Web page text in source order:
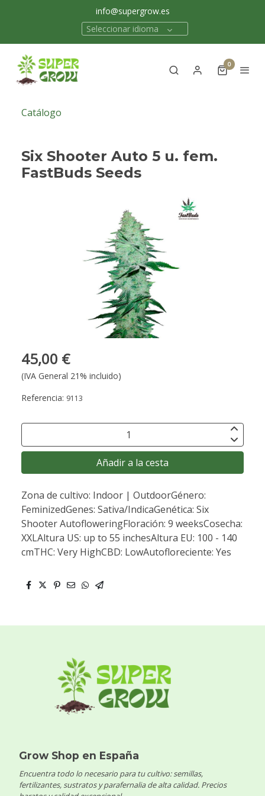
info@supergrow.es
Seleccionar idioma
0
Catálogo
Six Shooter Auto 5 u. fem.
FastBuds Seeds
45,00 €
(IVA General 21% incluido)
Referencia: 9113
Añadir a la cesta
Zona de cultivo: Indoor | OutdoorGénero:
FeminizedGenes: Sativa/IndicaGenética: Six
Shooter AutofloweringFloración: 9 weeksCosecha:
XXLAltura US: up to 55 inchesAltura EU: 100 - 140
cmTHC: Very HighCBD: LowAutofloreciente: Yes
Grow Shop en España
Encuentra todo lo necesario para tu cultivo: semillas,
fertilizantes, sustratos y parafernalia de alta calidad. Precios